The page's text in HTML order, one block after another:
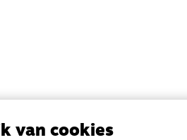
van cookies